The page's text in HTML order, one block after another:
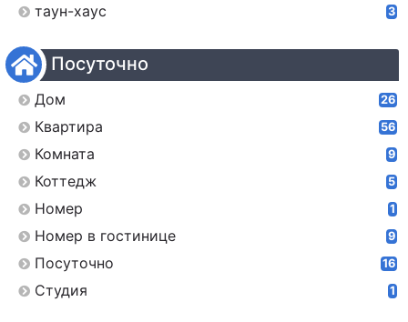
таун-хаус 3
Посуточно
Дом 26
Квартира 56
Комната 9
Коттедж 5
Номер 1
Номер в гостинице 9
Посуточно 16
Студия 1